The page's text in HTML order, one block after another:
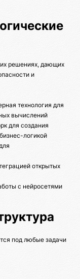
решениях, дающих
и
технология для
вычислений
для создания
логикой
открытых
с нейросетями
под любые задачи